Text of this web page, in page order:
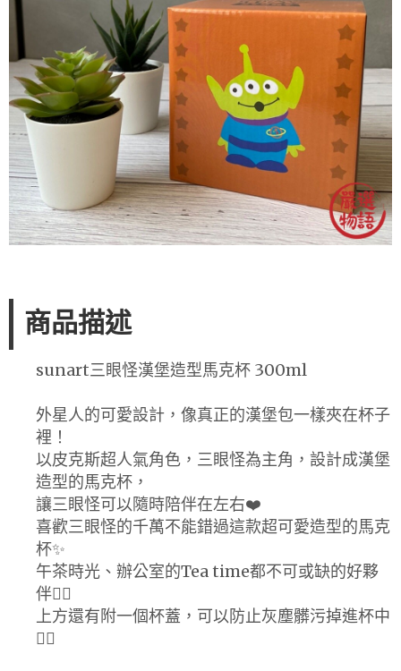
商品描述
sunart三眼怪漢堡造型馬克杯 300ml
外星人的可愛設計，像真正的漢堡包一樣夾在杯子
裡！
以皮克斯超人氣角色，三眼怪為主角，設計成漢堡
造型的馬克杯，
讓三眼怪可以隨時陪伴在左右❤️
喜歡三眼怪的千萬不能錯過這款超可愛造型的馬克
杯✨
午茶時光、辦公室的Tea time都不可或缺的好夥
伴👍🏻
上方還有附一個杯蓋，可以防止灰塵髒污掉進杯中
👌🏻